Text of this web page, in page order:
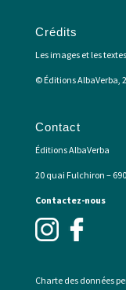
Crédits
Les images et les
© Éditions AlbaVerba,
Contact
Éditions AlbaVerba
20 quai Fulchiron –
Contactez-nous
Charte des données